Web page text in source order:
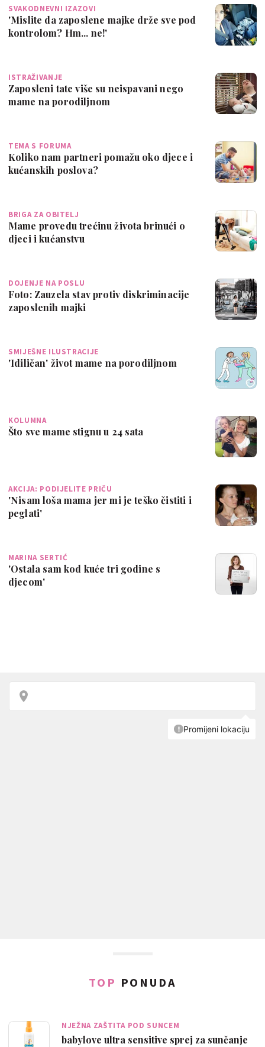
SVAKODNEVNI IZAZOVI
'Mislite da zaposlene majke drže sve pod
kontrolom? Hm... ne!'
ISTRAŽIVANJE
Zaposleni tate više su neispavani nego
mame na porodiljnom
TEMA S FORUMA
Koliko nam partneri pomažu oko djece i
kućanskih poslova?
BRIGA ZA OBITELJ
Mame provedu trećinu života brinući o
djeci i kućanstvu
DOJENJE NA POSLU
Foto: Zauzela stav protiv diskriminacije
zaposlenih majki
SMIJEŠNE ILUSTRACIJE
'Idiličan' život mame na porodiljnom
KOLUMNA
Što sve mame stignu u 24 sata
AKCIJA: PODIJELITE PRIČU
'Nisam loša mama jer mi je teško čistiti i
peglati'
MARINA SERTIĆ
'Ostala sam kod kuće tri godine s
djecom'
TOP PONUDA
NJEŽNA ZAŠTITA POD SUNCEM
babylove ultra sensitive sprej za sunčanje